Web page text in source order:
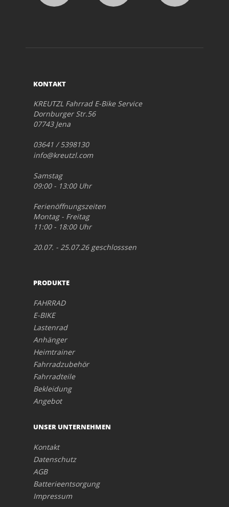
KONTAKT
KREUTZL Fahrrad E-Bike Service
Dornburger Str.56
07743 Jena
03641 / 5398130
info@kreutzl.com
Samstag
09:00 - 13:00 Uhr
Ferienöffnungszeiten
Montag - Freitag
11:00 - 18:00 Uhr
20.07. - 25.07.26 geschlosssen
PRODUKTE
FAHRRAD
E-BIKE
Lastenrad
Anhänger
Heimtrainer
Fahrradzubehör
Fahrradteile
Bekleidung
Angebot
UNSER UNTERNEHMEN
Kontakt
Datenschutz
AGB
Batterieentsorgung
Impressum